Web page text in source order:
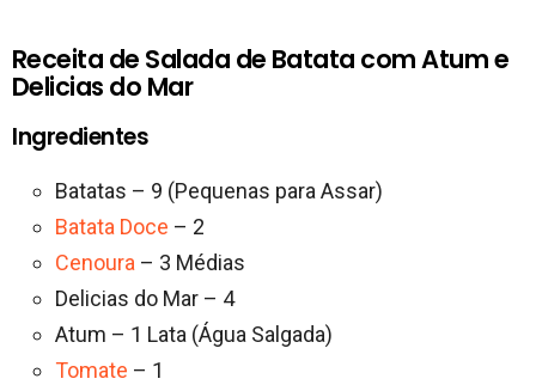
Receita de Salada de Batata com Atum e
Delicias do Mar
Ingredientes
Batatas – 9 (Pequenas para Assar)
Batata Doce – 2
Cenoura – 3 Médias
Delicias do Mar – 4
Atum – 1 Lata (Água Salgada)
Tomate – 1